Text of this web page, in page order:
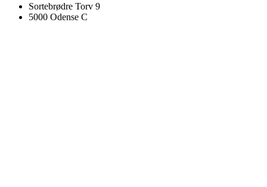
Sortebrødre Torv 9
5000 Odense C